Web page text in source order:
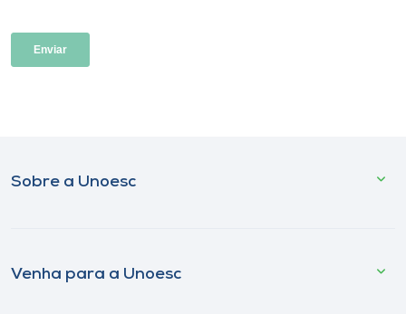
Sobre a Unoesc
Venha para a Unoesc